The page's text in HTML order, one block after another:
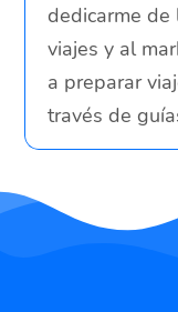
dedicarme de
viajes y al
a preparar
través de